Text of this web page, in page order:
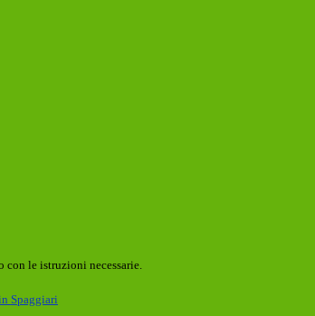
le istruzioni necessarie.
Spaggiari